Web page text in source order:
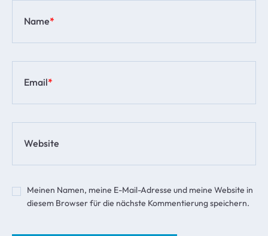
Name*
Email*
Website
Meinen Namen, meine E-Mail-Adresse und meine Website in
diesem Browser für die nächste Kommentierung speichern.